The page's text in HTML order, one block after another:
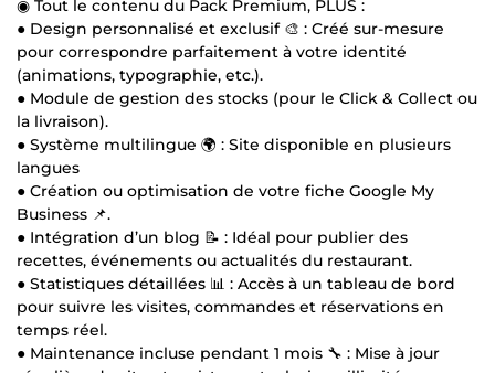
◉ Tout le contenu du Pack Premium, PLUS :
● Design personnalisé et exclusif 🎨 : Créé sur-mesure
pour correspondre parfaitement à votre identité
(animations, typographie, etc.).
● Module de gestion des stocks (pour le Click & Collect ou
la livraison).
● Système multilingue 🌍 : Site disponible en plusieurs
langues
● Création ou optimisation de votre fiche Google My
Business 📌.
● Intégration d’un blog 📝 : Idéal pour publier des
recettes, événements ou actualités du restaurant.
● Statistiques détaillées 📊 : Accès à un tableau de bord
pour suivre les visites, commandes et réservations en
temps réel.
● Maintenance incluse pendant 1 mois 🔧 : Mise à jour